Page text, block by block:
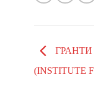
(INSTITUTE